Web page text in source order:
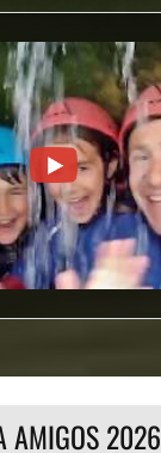
AMIGOS 2026